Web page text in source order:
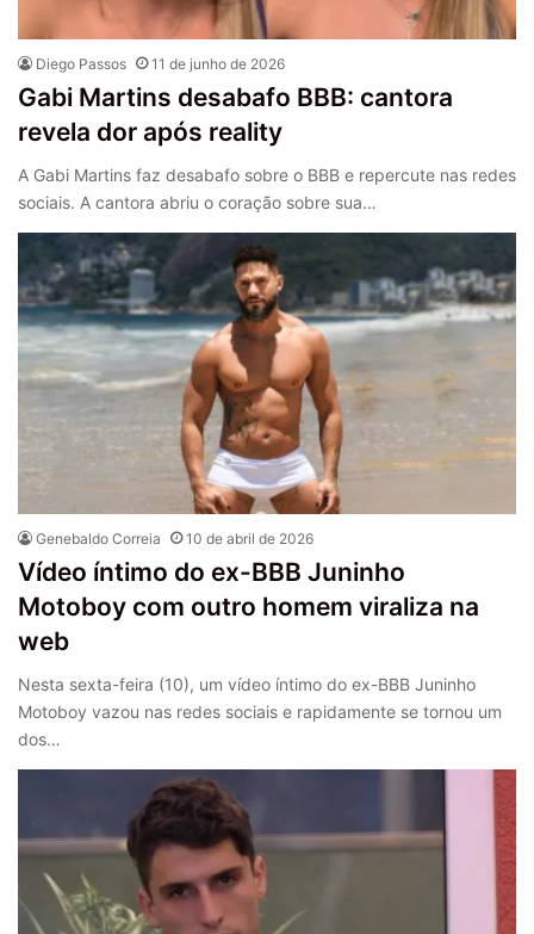
Diego Passos 11 de junho de 2026
Gabi Martins desabafo BBB: cantora
revela dor após reality
A Gabi Martins faz desabafo sobre o BBB e repercute nas redes
sociais. A cantora abriu o coração sobre sua…
Genebaldo Correia 10 de abril de 2026
Vídeo íntimo do ex-BBB Juninho
Motoboy com outro homem viraliza na
web
Nesta sexta-feira (10), um vídeo íntimo do ex-BBB Juninho
Motoboy vazou nas redes sociais e rapidamente se tornou um
dos…